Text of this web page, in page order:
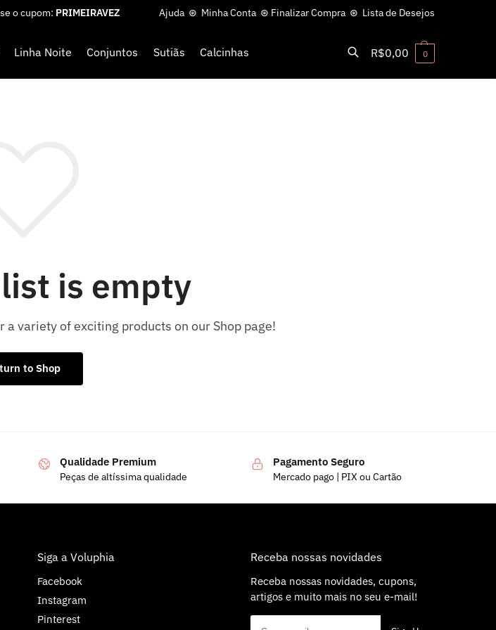
o cupom: PRIMEIRAVEZ Ajuda ⊛ Minha Conta ⊛ Finalizar Compra ⊛ Lista de Desejos
Linha Noite Conjuntos Sutiãs Calcinhas R$0,00 0
is empty
variety of exciting products on our Shop page!
to Shop
Qualidade Premium
Peças de altíssima qualidade
Pagamento Seguro
Mercado pago | PIX ou Cartão
Siga a Voluphia
Facebook
Instagram
Pinterest
Receba nossas novidades
Receba nossas novidades, cupons,
artigos e muito mais no seu e-mail!